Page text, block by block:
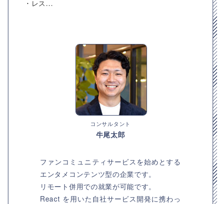
・レス...
コンサルタント
牛尾太郎
ファンコミュニティサービスを始めとする
エンタメコンテンツ型の企業です。
リモート併用での就業が可能です。
React を用いた自社サービス開発に携わっ